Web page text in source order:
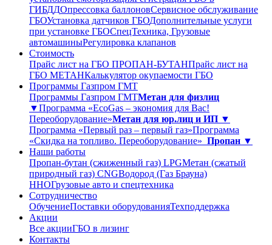
ГИБДДОпрессовка баллоновСервисное обслуживание
ГБОУстановка датчиков ГБОДополнительные услуги
при установке ГБОСпецТехника, Грузовые
автомашиныРегулировка клапанов
Стоимость
Прайс лист на ГБО ПРОПАН-БУТАНПрайс лист на
ГБО МЕТАНКалькулятор окупаемости ГБО
Программы Газпром ГМТ
Программы Газпром ГМТМетан для физлиц
▼Программа «EcoGas – экономия для Вас!
Переоборудование»Метан для юр.лиц и ИП ▼
Программа «Первый раз – первый газ»Программа
«Скидка на топливо. Переоборудование» Пропан ▼
Наши работы
Пропан-бутан (сжиженный газ) LPGМетан (сжатый
природный газ) CNGВодород (Газ Брауна)
ННОГрузовые авто и спецтехника
Сотрудничество
ОбучениеПоставки оборудованияТехподдержка
Акции
Все акцииГБО в лизинг
Контакты